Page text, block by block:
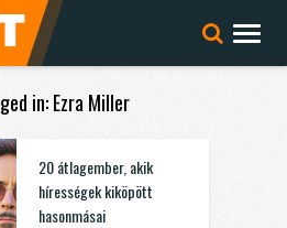
in: Ezra Miller
20 átlagember, akik
hírességek kiköpött
hasonmásai